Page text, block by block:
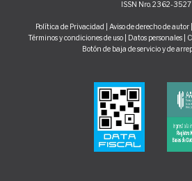
ISSN Nro. 2362-3527
Política de Privacidad Aviso de derecho de autor
Términos y condiciones de uso| Datos personales|
Botón de baja de servicio y de